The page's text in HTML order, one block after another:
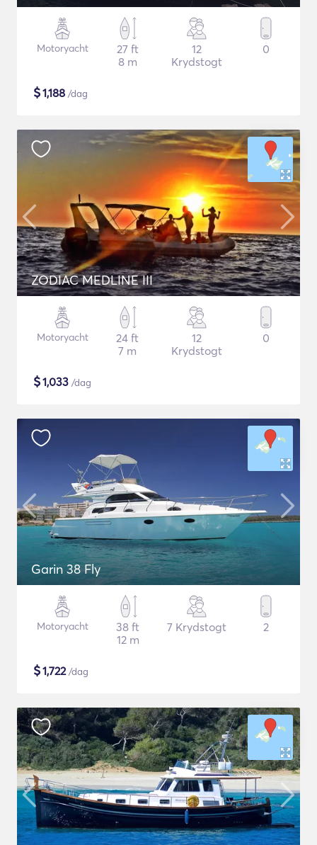
Motoryacht
27 ft
8 m
12
Krydstogt
0
$1,188 /dag
ZODIAC MEDLINE III
Motoryacht
24 ft
7 m
12
Krydstogt
0
$1,033 /dag
Garin 38 Fly
Motoryacht
38 ft
12 m
7 Krydstogt 2
$1,722/dag